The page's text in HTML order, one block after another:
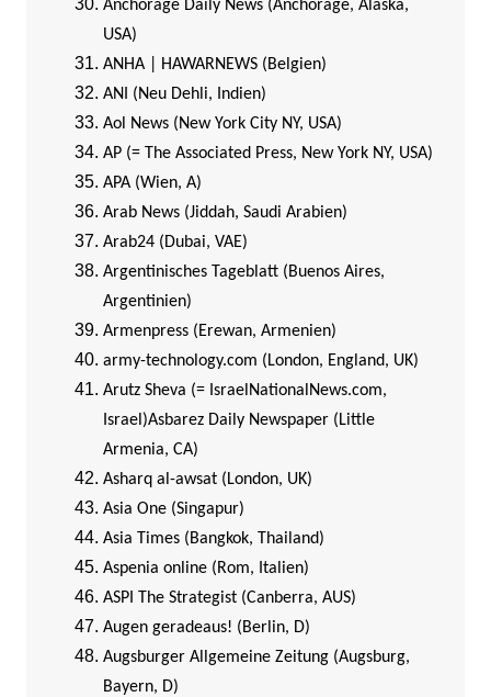
Anchorage Daily News (Anchorage, Alaska,
USA)
ANHA | HAWARNEWS (Belgien)
ANI (Neu Dehli, Indien)
Aol News (New York City NY, USA)
AP (= The Associated Press, New York NY, USA)
APA (Wien, A)
Arab News (Jiddah, Saudi Arabien)
Arab24 (Dubai, VAE)
Argentinisches Tageblatt (Buenos Aires,
Argentinien)
Armenpress (Erewan, Armenien)
army-technology.com (London, England, UK)
Arutz Sheva (= IsraelNationalNews.com,
Israel)Asbarez Daily Newspaper (Little
Armenia, CA)
Asharq al-awsat (London, UK)
Asia One (Singapur)
Asia Times (Bangkok, Thailand)
Aspenia online (Rom, Italien)
ASPI The Strategist (Canberra, AUS)
Augen geradeaus! (Berlin, D)
Augsburger Allgemeine Zeitung (Augsburg,
Bayern, D)